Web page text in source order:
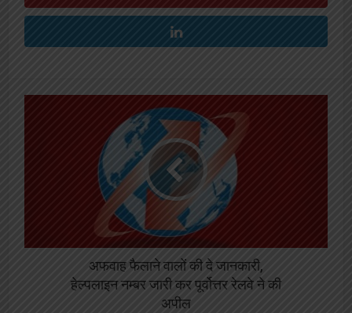
अफवाह फैलाने वालों की दे जानकारी,
हेल्पलाइन नम्बर जारी कर पूर्वोत्तर रेलवे ने की
अपील